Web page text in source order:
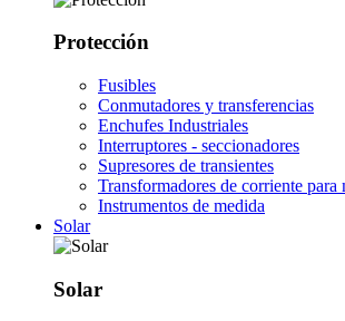
Protección
Fusibles
Conmutadores y transferencias
Enchufes Industriales
Interruptores - seccionadores
Supresores de transientes
Transformadores de corriente para
Instrumentos de medida
Solar
Solar